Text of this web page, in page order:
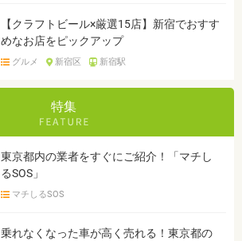
【クラフトビール×厳選15店】新宿でおすす
めなお店をピックアップ
グルメ 新宿区 新宿駅
特集
東京都内の業者をすぐにご紹介！「マチし
るSOS」
マチしるSOS
乗れなくなった車が高く売れる！東京都の